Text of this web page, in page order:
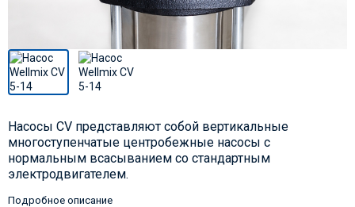
Насосы CV представляют собой вертикальные
многоступенчатые центробежные насосы с
нормальным всасыванием со стандартным
электродвигателем.
Подробное описание